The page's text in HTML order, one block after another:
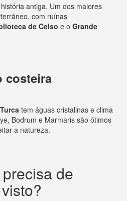
antiga. Um dos maiores
com ruínas
de Celso e o Grande
costeira
tem águas cristalinas e clima
Bodrum e Marmaris são ótimos
a natureza.
de